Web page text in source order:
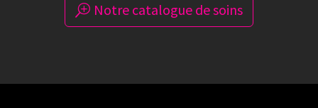
Notre catalogue de soins